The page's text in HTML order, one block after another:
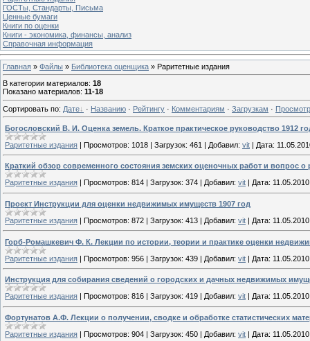
ГОСТы, Стандарты, Письма
Ценные бумаги
Книги по оценки
Книги - экономика, финансы, анализ
Справочная информация
Главная » Файлы » Библиотека оценщика » Раритетные издания
В категории материалов: 18
Показано материалов: 11-18
Сортировать по: Дате · Названию · Рейтингу · Комментариям · Загрузкам ·
Богословский В. И. Оценка земель. Краткое практическое руководство 1912
Раритетные издания | Просмотров: 1018 | Загрузок: 461 | Добавил: vit | Дата:
Краткий обзор современного состояния земских оценочных работ и вопрос
Раритетные издания
Просмотров: 814 Загрузок: 374 Добавил: vit Дата: 11.05.2010
Проект Инструкции для оценки недвижимых имуществ 1907 год
Раритетные издания | Просмотров: 872 | Загрузок: 413 | Добавил: vit | Дата: 11.05.2010
Горб-Ромашкевич Ф. К. Лекции по истории, теории и практике оценки
Раритетные издания | Просмотров: 956 | Загрузок: 439 | Добавил: vit | Дата: 11.05.2010
Инструкция для собирания сведений о городских и дачных недвижимых
Раритетные издания
Просмотров: 816 Загрузок: 419 Добавил: vit Дата: 11.05.2010
Фортунатов А.Ф. Лекции о получении, сводке и обработке статистических
Раритетные издания | Просмотров: 904 | Загрузок: 450 | Добавил: vit | Дата: 11.05.2010